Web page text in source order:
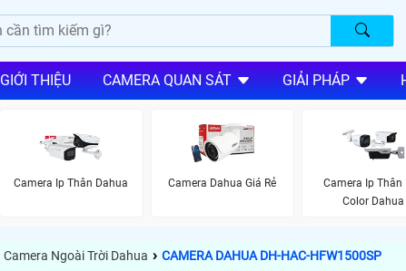
GIỚI THIỆU CAMERA QUAN SÁT GIẢI PHÁP
Camera Ip Thân Dahua Camera Dahua Giá Rẻ
Camera Ip Thân
Color Dahua
Camera Ngoài Trời Dahua › CAMERA DAHUA DH-HAC-HFW1500SP